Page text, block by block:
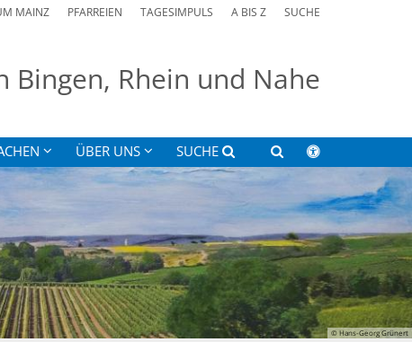
MAINZ PFARREIEN TAGESIMPULS A BIS Z SUCHE
Bingen, Rhein und Nahe
ÜBER UNS SUCHE
© Hans-Georg Grünert